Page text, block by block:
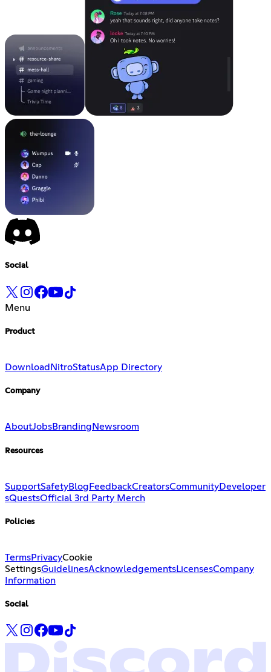
Social
Menu
Product
Download NitroStatusApp Directory
Company
AboutJobsBranding Newsroom
Resources
SupportSafetyBlog FeedbackCreatorsCommunityDeveloper
sQuestsOfficial 3rd Party Merch
Policies
TermsPrivacyCookie
SettingsGuidelinesAcknowledgementsLicensesCompany
Information
Social